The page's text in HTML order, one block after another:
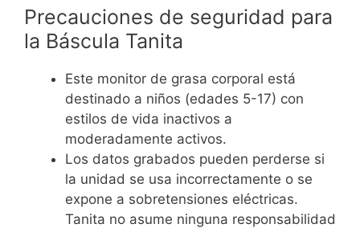
Precauciones de seguridad para
la Báscula Tanita
Este monitor de grasa corporal está
destinado a niños (edades 5-17) con
estilos de vida inactivos a
moderadamente activos.
Los datos grabados pueden perderse si
la unidad se usa incorrectamente o se
expone a sobretensiones eléctricas.
Tanita no asume ninguna responsabilidad